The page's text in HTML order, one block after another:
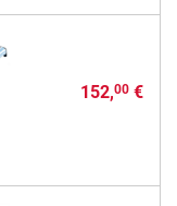
152,00€